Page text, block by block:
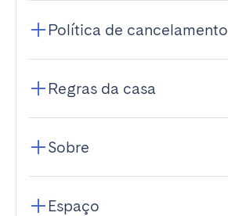
Política de cancelamento
Regras da casa
Sobre
Espaço